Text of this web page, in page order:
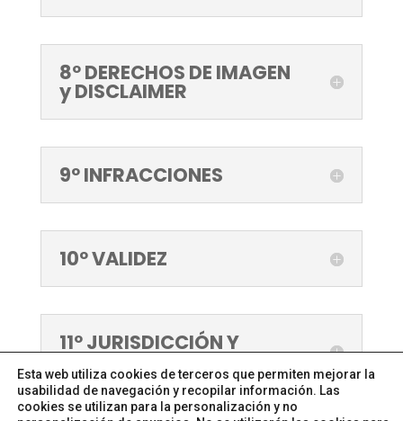
8º DERECHOS DE IMAGEN
y DISCLAIMER
9º INFRACCIONES
10º VALIDEZ
11º JURISDICCIÓN Y
FUERO APLICABLE
Esta web utiliza cookies de terceros que permiten mejorar la
usabilidad de navegación y recopilar información. Las
cookies se utilizan para la personalización y no